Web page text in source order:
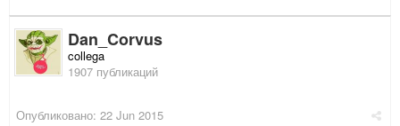
Dan_Corvus
collega
1907 публикаций
Опубликовано: 22 Jun 2015